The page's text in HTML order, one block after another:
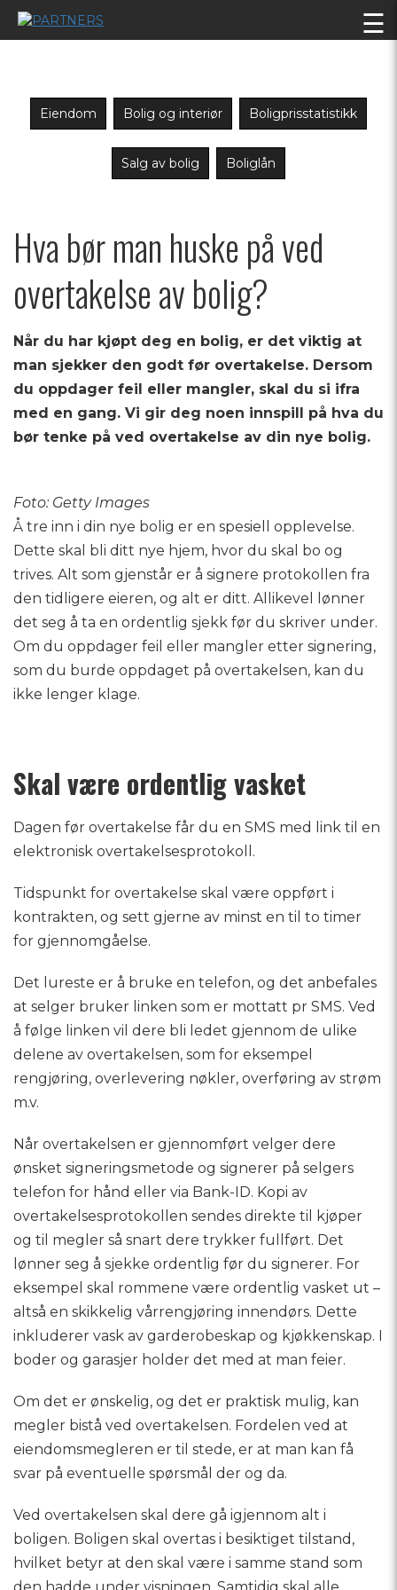
☰
Eiendom Bolig og interiør Boligprisstatistikk
Salg av bolig Boliglån
Hva bør man huske på ved
overtakelse av bolig?
Når du har kjøpt deg en bolig, er det viktig at
man sjekker den godt før overtakelse. Dersom
du oppdager feil eller mangler, skal du si ifra
med en gang. Vi gir deg noen innspill på hva du
bør tenke på ved overtakelse av din nye bolig.
Foto: Getty Images
Å tre inn i din nye bolig er en spesiell opplevelse.
Dette skal bli ditt nye hjem, hvor du skal bo og
trives. Alt som gjenstår er å signere protokollen fra
den tidligere eieren, og alt er ditt. Allikevel lønner
det seg å ta en ordentlig sjekk før du skriver under.
Om du oppdager feil eller mangler etter signering,
som du burde oppdaget på overtakelsen, kan du
ikke lenger klage.
Skal være ordentlig vasket
Dagen før overtakelse får du en SMS med link til en
elektronisk overtakelsesprotokoll.
Tidspunkt for overtakelse skal være oppført i
kontrakten, og sett gjerne av minst en til to timer
for gjennomgåelse.
Det lureste er å bruke en telefon, og det anbefales
at selger bruker linken som er mottatt pr SMS. Ved
å følge linken vil dere bli ledet gjennom de ulike
delene av overtakelsen, som for eksempel
rengjøring, overlevering nøkler, overføring av strøm
m.v.
Når overtakelsen er gjennomført velger dere
ønsket signeringsmetode og signerer på selgers
telefon for hånd eller via Bank-ID. Kopi av
overtakelsesprotokollen sendes direkte til kjøper
og til megler så snart dere trykker fullført. Det
lønner seg å sjekke ordentlig før du signerer. For
eksempel skal rommene være ordentlig vasket ut –
altså en skikkelig vårrengjøring innendørs. Dette
inkluderer vask av garderobeskap og kjøkkenskap. I
boder og garasjer holder det med at man feier.
Om det er ønskelig, og det er praktisk mulig, kan
megler bistå ved overtakelsen. Fordelen ved at
eiendomsmegleren er til stede, er at man kan få
svar på eventuelle spørsmål der og da.
Ved overtakelsen skal dere gå igjennom alt i
boligen. Boligen skal overtas i besiktiget tilstand,
hvilket betyr at den skal være i samme stand som